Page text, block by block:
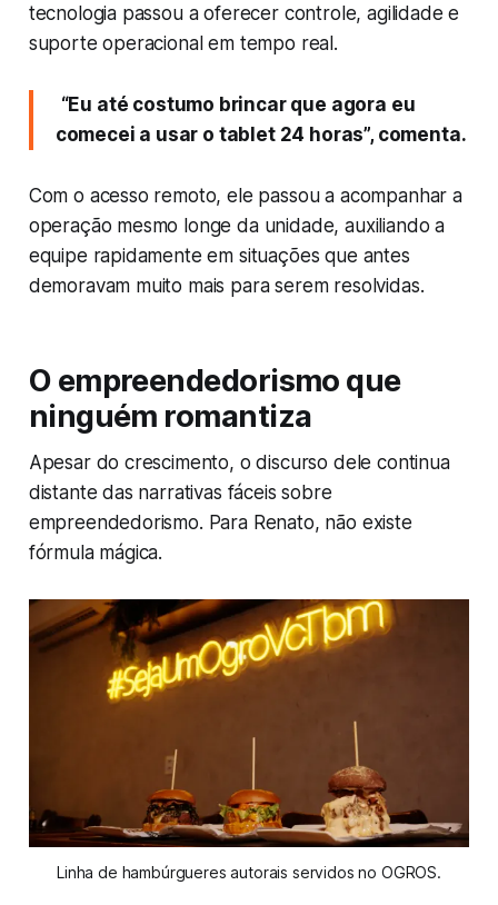
tecnologia passou a oferecer controle, agilidade e
suporte operacional em tempo real.
“Eu até costumo brincar que agora eu
comecei a usar o tablet 24 horas”, comenta.
Com o acesso remoto, ele passou a acompanhar a
operação mesmo longe da unidade, auxiliando a
equipe rapidamente em situações que antes
demoravam muito mais para serem resolvidas.
O empreendedorismo que
ninguém romantiza
Apesar do crescimento, o discurso dele continua
distante das narrativas fáceis sobre
empreendedorismo. Para Renato, não existe
fórmula mágica.
Linha de hambúrgueres autorais servidos no OGROS.